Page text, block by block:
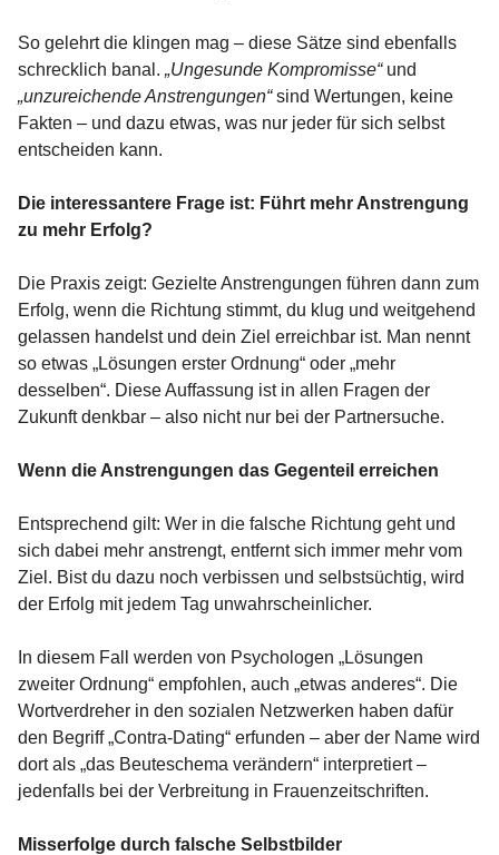
So gelehrt die klingen mag – diese Sätze sind ebenfalls
schrecklich banal. „Ungesunde Kompromisse“und
„unzureichende Anstrengungen“sind Wertungen, keine
Fakten – und dazu etwas, was nur jeder für sich selbst
entscheiden kann.
Die interessantere Frage ist: Führt mehr Anstrengung
zu mehr Erfolg?
Die Praxis zeigt: Gezielte Anstrengungen führen dann zum
Erfolg, wenn die Richtung stimmt, du klug und weitgehend
gelassen handelst und dein Ziel erreichbar ist. Man nennt
so etwas „Lösungen erster Ordnung“ oder „mehr
desselben“. Diese Auffassung ist in allen Fragen der
Zukunft denkbar – also nicht nur bei der Partnersuche.
Wenn die Anstrengungen das Gegenteil erreichen
Entsprechend gilt: Wer in die falsche Richtung geht und
sich dabei mehr anstrengt, entfernt sich immer mehr vom
Ziel. Bist du dazu noch verbissen und selbstsüchtig, wird
der Erfolg mit jedem Tag unwahrscheinlicher.
In diesem Fall werden von Psychologen „Lösungen
zweiter Ordnung“ empfohlen, auch „etwas anderes“. Die
Wortverdreher in den sozialen Netzwerken haben dafür
den Begriff „Contra-Dating“ erfunden – aber der Name wird
dort als „das Beuteschema verändern“ interpretiert –
jedenfalls bei der Verbreitung in Frauenzeitschriften.
Misserfolge durch falsche Selbstbilder